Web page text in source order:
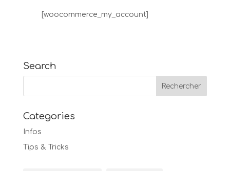
[woocommerce_my_account]
Search
Categories
Infos
Tips & Tricks